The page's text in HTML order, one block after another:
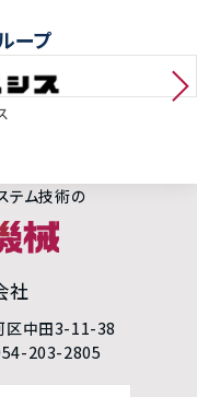
ープ
テム技術の
社
区中田3-11-38
203-2805